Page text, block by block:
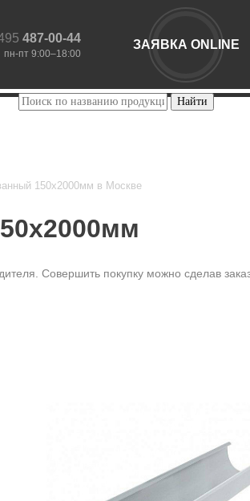
487-00-44
пн-пт 9:00–18:00
ЗАЯВКА ONLINE
150х2000мм в Москве
Совершить покупку можно сделав